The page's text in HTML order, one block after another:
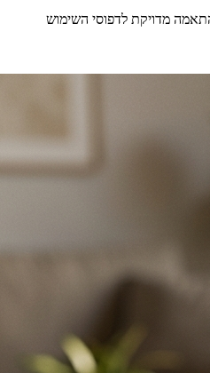
מדויקת לדפוסי השימוש